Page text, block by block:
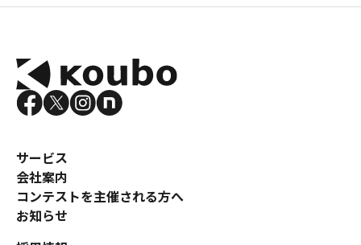
サービス
会社案内
コンテストを主催される方へ
お知らせ